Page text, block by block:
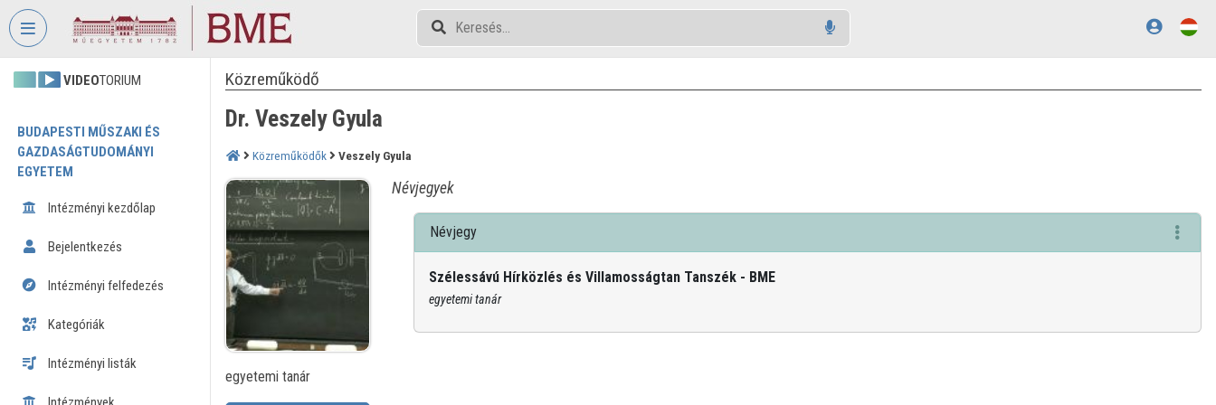
Fejléc kihagyása Menü kihagyása Tartalom kihagyása
VIDEOTORIUM
BUDAPESTI MŰSZAKI ÉS
GAZDASÁGTUDOMÁNYI
EGYETEM
Intézményi kezdőlap
Bejelentkezés
Intézményi felfedezés
Kategóriák
Intézményi listák
Közreműködő
Dr. Veszely Gyula
Közreműködők Veszely Gyula
egyetemi tanár
Névjegyek
Névjegy
Szélessávú Hírközlés és Villamosságtan Tanszék - BME
egyetemi tanár